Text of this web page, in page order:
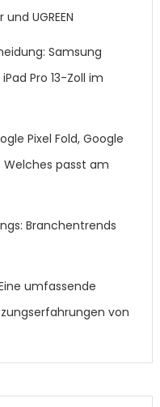
UGREEN
Samsung
Pro 13-Zoll im
Pixel Fold, Google
Welches passt am
Branchentrends
umfassende
von